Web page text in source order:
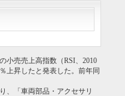
小売売上高指数（RSI、2010
上昇したと発表した。前年同
、「車両部品・アクセサリ